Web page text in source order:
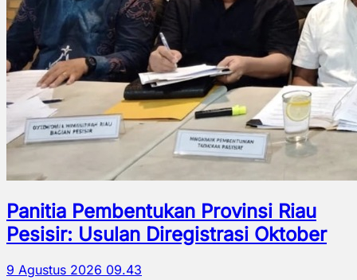
Panitia Pembentukan Provinsi Riau
Pesisir: Usulan Diregistrasi Oktober
9 Agustus 2026 09.43